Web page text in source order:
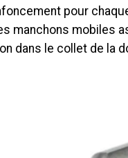
pour
manchons mobiles
dans le collet de la